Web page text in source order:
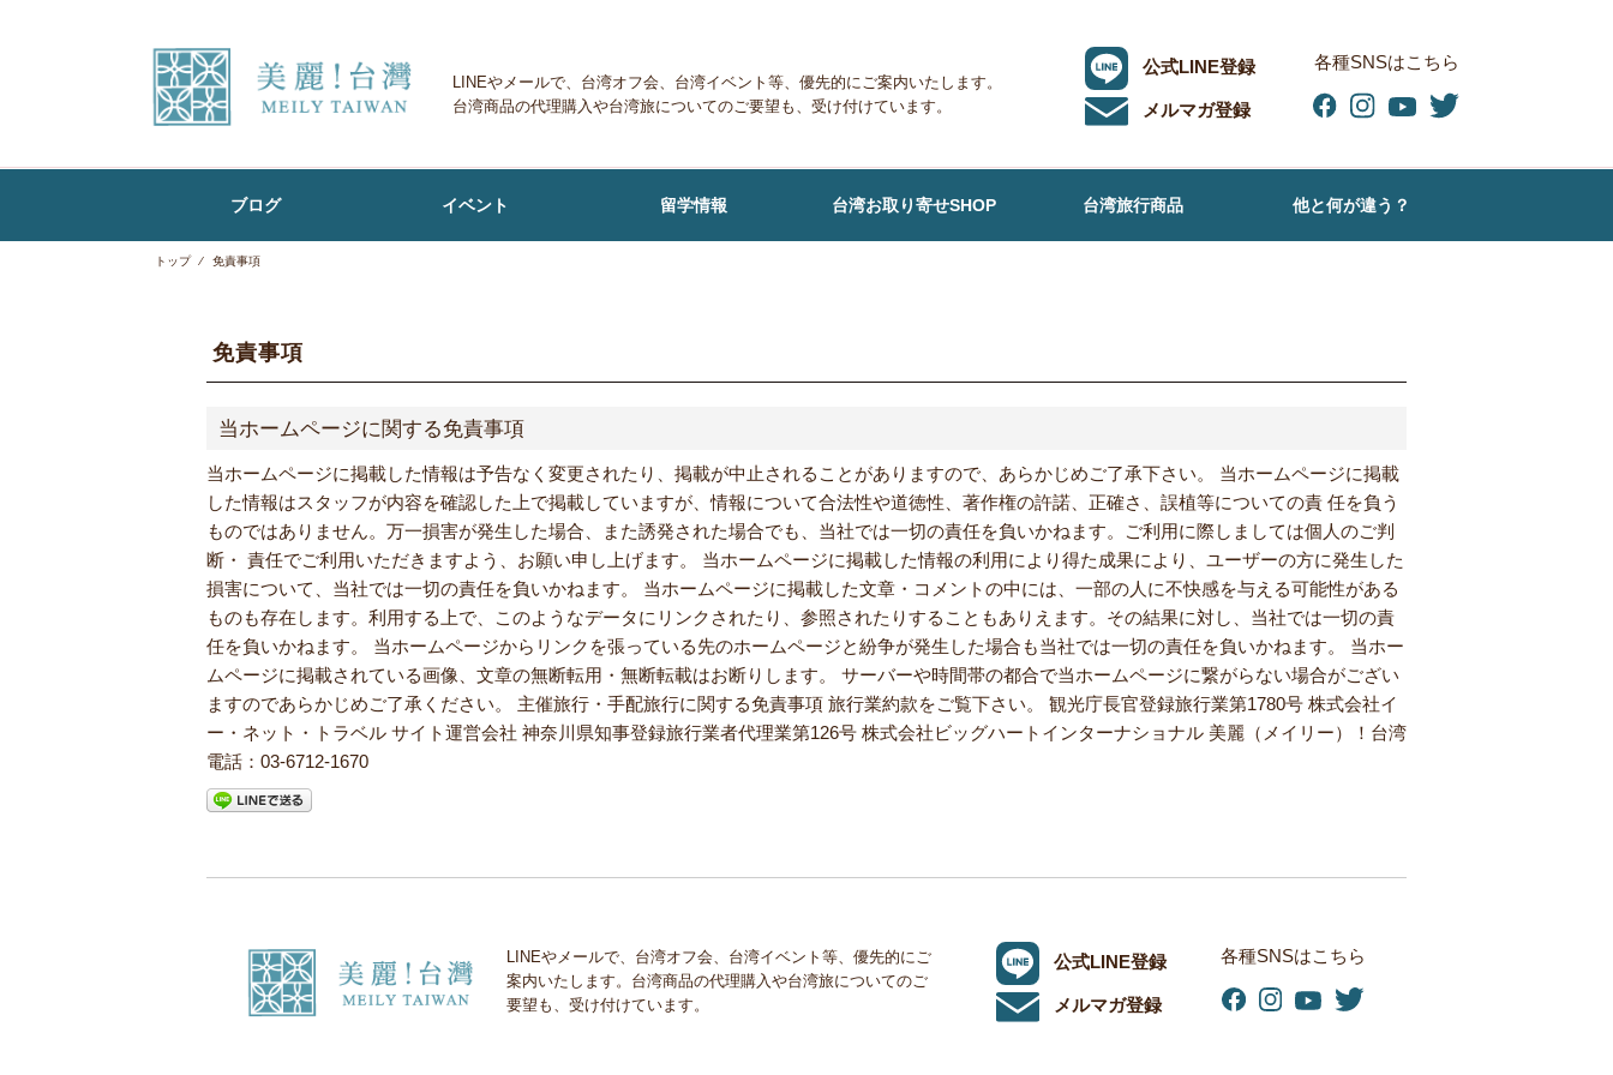
LINEやメールで、台湾オフ会、台湾イベント等、優先的にご案内いたします。
台湾商品の代理購入や台湾旅についてのご要望も、受け付けています。
公式LINE登録
メルマガ登録
各種SNSはこちら
ブログ イベント 留学情報 台湾お取り寄せSHOP 台湾旅行商品 他と何が違う？
トップ ⁄ 免責事項
免責事項
当ホームページに関する免責事項
当ホームページに掲載した情報は予告なく変更されたり、掲載が中止されることがありますので、あらかじめご了承下さい。 当ホームページに掲載
した情報はスタッフが内容を確認した上で掲載していますが、情報について合法性や道徳性、著作権の許諾、正確さ、誤植等についての責 任を負う
ものではありません。万一損害が発生した場合、また誘発された場合でも、当社では一切の責任を負いかねます。ご利用に際しましては個人のご判
断・ 責任でご利用いただきますよう、お願い申し上げます。 当ホームページに掲載した情報の利用により得た成果により、ユーザーの方に発生した
損害について、当社では一切の責任を負いかねます。 当ホームページに掲載した文章・コメントの中には、一部の人に不快感を与える可能性がある
ものも存在します。利用する上で、このようなデータにリンクされたり、参照されたりすることもありえます。その結果に対し、当社では一切の責
任を負いかねます。 当ホームページからリンクを張っている先のホームページと紛争が発生した場合も当社では一切の責任を負いかねます。 当ホー
ムページに掲載されている画像、文章の無断転用・無断転載はお断りします。 サーバーや時間帯の都合で当ホームページに繋がらない場合がござい
ますのであらかじめご了承ください。 主催旅行・手配旅行に関する免責事項 旅行業約款をご覧下さい。 観光庁長官登録旅行業第1780号 株式会社イ
ー・ネット・トラベル サイト運営会社 神奈川県知事登録旅行業者代理業第126号 株式会社ビッグハートインターナショナル 美麗（メイリー）！台湾
電話：03-6712-1670
LINEやメールで、台湾オフ会、台湾イベント等、優先的にご
案内いたします。台湾商品の代理購入や台湾旅についてのご
要望も、受け付けています。
公式LINE登録
メルマガ登録
各種SNSはこちら